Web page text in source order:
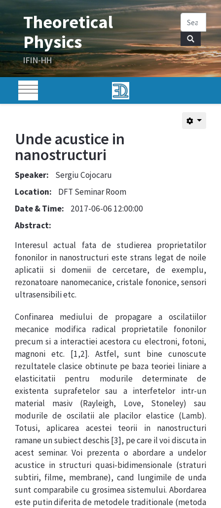
Unde acustice in
nanostructuri
Speaker:
Sergiu Cojocaru
Location:
DFT Seminar Room
Date & Time:
2017-06-06 12:00:00
Abstract:
Interesul actual fata de studierea proprietatilor
fononilor in nanostructuri este strans legat de noile
aplicatii si domenii de cercetare, de exemplu,
rezonatoare nanomecanice, cristale fononice, sensori
ultrasensibili etc.
Confinarea mediului de propagare a oscilatiilor
mecanice modifica radical proprietatile fononilor
precum si a interactiei acestora cu electroni, fotoni,
magnoni etc. [1,2]. Astfel, sunt bine cunoscute
rezultatele clasice obtinute pe baza teoriei liniare a
elasticitatii pentru modurile determinate de
existenta suprafetelor sau a interfetelor intr-un
material masiv (Rayleigh, Love, Stoneley) sau
modurile de oscilatii ale placilor elastice (Lamb).
Totusi, aplicarea acestei teorii in nanostructuri
ramane un subiect deschis [3], pe care il voi discuta in
acest seminar. Voi prezenta o abordare a undelor
acustice in structuri quasi-bidimensionale (straturi
subtiri, filme, membrane), cand lungimile de unda
sunt comparabile cu grosimea sistemului. Abordarea
este putin diferita de metodele traditionale (metoda